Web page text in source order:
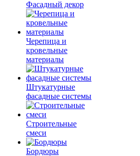
Фасадный декор
Черепица и
кровельные
материалы
Штукатурные
фасадные системы
Строительные
смеси
Бордюры